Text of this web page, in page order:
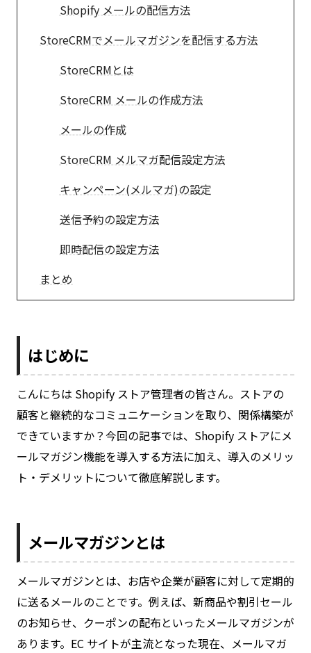
Shopify メールの配信方法
StoreCRMでメールマガジンを配信する方法
StoreCRMとは
StoreCRM メールの作成方法
メールの作成
StoreCRM メルマガ配信設定方法
キャンペーン(メルマガ)の設定
送信予約の設定方法
即時配信の設定方法
まとめ
はじめに
こんにちは Shopify ストア管理者の皆さん。ストアの
顧客と継続的なコミュニケーションを取り、関係構築が
できていますか？今回の記事では、Shopify ストアにメ
ールマガジン機能を導入する方法に加え、導入のメリッ
ト・デメリットについて徹底解説します。
メールマガジンとは
メールマガジンとは、お店や企業が顧客に対して定期的
に送るメールのことです。例えば、新商品や割引セール
のお知らせ、クーポンの配布といったメールマガジンが
あります。EC サイトが主流となった現在、メールマガ